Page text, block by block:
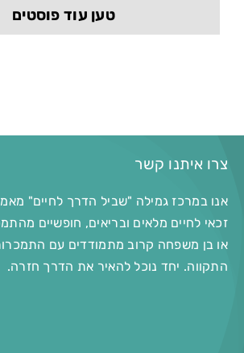
טען עוד פוסטים
צרו איתנו קשר
אנו במרכז גמילה "שביל הדרך לחיים"
זכאי לחיים מלאים ובריאים, חופשיים
או בן משפחה קרוב מתמודדים עם
התקווה. יחד נוכל להאיר את הדרך חזרה.